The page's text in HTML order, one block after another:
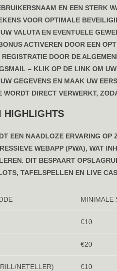
EN EEN STERK
VOOR OPTIMALE
VALUTA EN EVENTUELE
ACTIVEREN DOOR EEN
DOOR DE
– KLIK OP DE LINK OM
GEGEVENS EN MAAK UW
WORDT DIRECT VERWERKT,
HIGHLIGHTS
EEN NAADLOZE ERVARING
WEBAPP (PWA), WAT
DIT BESPAART
TAFELSPELLEN EN LIVE
MINIMALE
€10
€20
NETELLER) €10